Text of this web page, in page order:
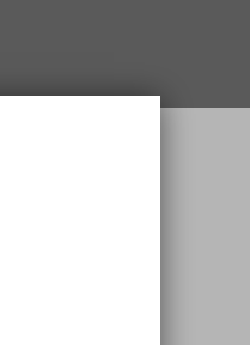
Centro de la